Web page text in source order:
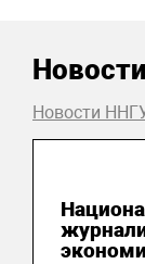
Новости
Новости